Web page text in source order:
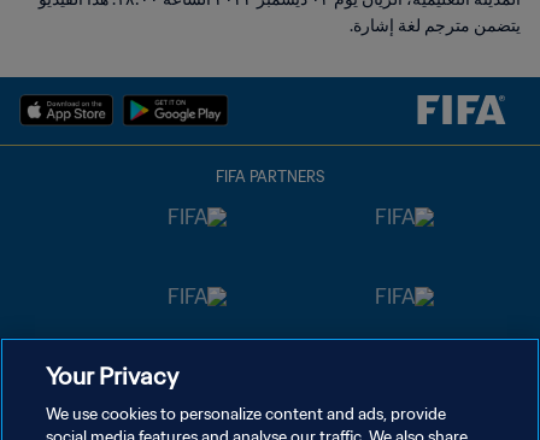
يتضمن مترجم لغة إشارة.
FIFA PARTNERS
Your Privacy
We use cookies to personalize content and ads, provide